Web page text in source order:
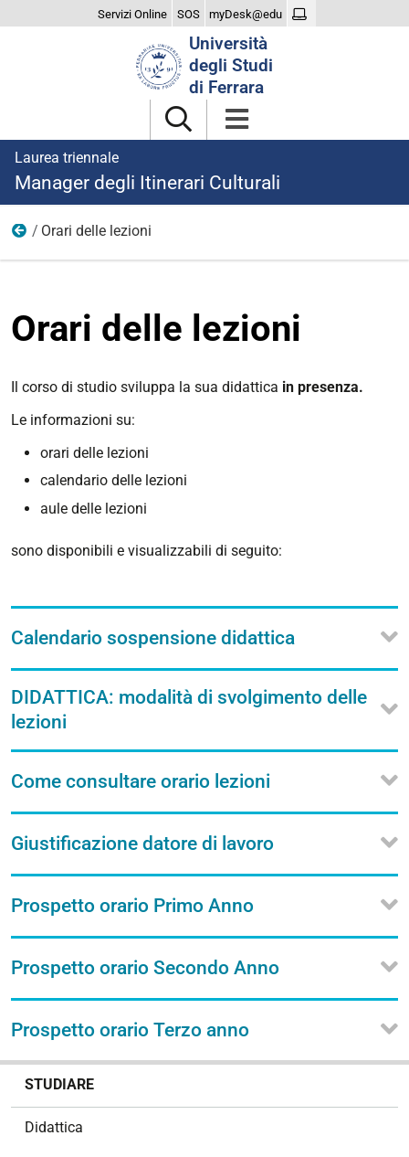
Servizi Online SOS myDesk@edu
Università
degli Studi
di Ferrara
Laurea triennale
Manager degli Itinerari Culturali
Didattica
Orari delle lezioni
Orari delle lezioni
Il corso di studio sviluppa la sua didattica in presenza.
Le informazioni su:
orari delle lezioni
calendario delle lezioni
aule delle lezioni
sono disponibili e visualizzabili di seguito:
Calendario sospensione didattica
DIDATTICA: modalità di svolgimento delle
lezioni
Come consultare orario lezioni
Giustificazione datore di lavoro
Prospetto orario Primo Anno
Prospetto orario Secondo Anno
Prospetto orario Terzo anno
STUDIARE
Didattica